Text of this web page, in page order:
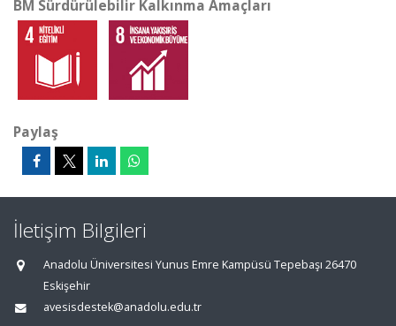
BM Sürdürülebilir Kalkınma Amaçları
Paylaş
İletişim Bilgileri
Anadolu Üniversitesi Yunus Emre Kampüsü Tepebaşı 26470
Eskişehir
avesisdestek@anadolu.edu.tr